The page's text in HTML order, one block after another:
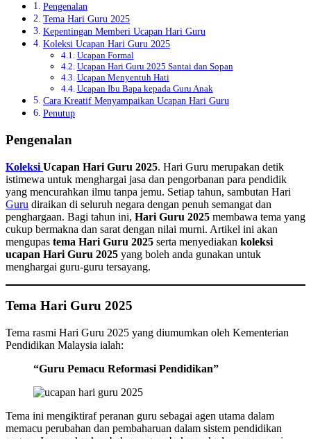
Pengenalan
Tema Hari Guru 2025
Kepentingan Memberi Ucapan Hari Guru
Koleksi Ucapan Hari Guru 2025
Ucapan Formal
Ucapan Hari Guru 2025 Santai dan Sopan
Ucapan Menyentuh Hati
Ucapan Ibu Bapa kepada Guru Anak
Cara Kreatif Menyampaikan Ucapan Hari Guru
Penutup
Pengenalan
Koleksi Ucapan Hari Guru 2025. Hari Guru merupakan detik
istimewa untuk menghargai jasa dan pengorbanan para pendidik
yang mencurahkan ilmu tanpa jemu. Setiap tahun, sambutan Hari
Guru diraikan di seluruh negara dengan penuh semangat dan
penghargaan. Bagi tahun ini, Hari Guru 2025 membawa tema yang
cukup bermakna dan sarat dengan nilai murni. Artikel ini akan
mengupas tema Hari Guru 2025 serta menyediakan koleksi
ucapan Hari Guru 2025 yang boleh anda gunakan untuk
menghargai guru-guru tersayang.
Tema Hari Guru 2025
Tema rasmi Hari Guru 2025 yang diumumkan oleh Kementerian
Pendidikan Malaysia ialah:
“Guru Pemacu Reformasi Pendidikan”
Tema ini mengiktiraf peranan guru sebagai agen utama dalam
memacu perubahan dan pembaharuan dalam sistem pendidikan